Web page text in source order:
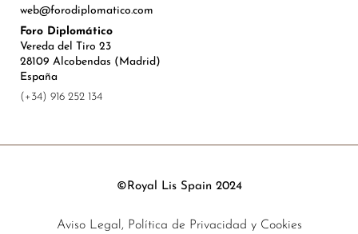
web@forodiplomatico.com
Foro Diplomático
Vereda del Tiro 23
28109 Alcobendas (Madrid)
España
(+34) 916 252 134
©Royal Lis Spain 2024
Aviso Legal, Política de Privacidad y Cookies